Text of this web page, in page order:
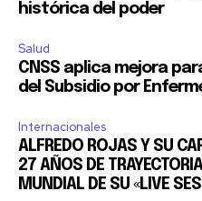
histórica del poder
Salud
CNSS aplica mejora
del Subsidio por
Internacionales
ALFREDO ROJAS Y SU
27 AÑOS DE
MUNDIAL DE SU «LIVE